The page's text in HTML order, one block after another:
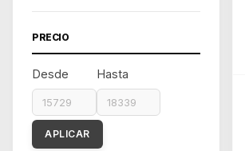
PRECIO
Desde Hasta
APLICAR